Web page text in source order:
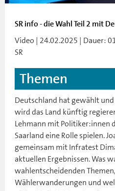
SR info - die Wahl Teil 2 mit
Video | 24.02.2025 | Dauer:
SR
Themen
Deutschland hat gewählt
wird das Land künftig
Lehmann mit Politiker:innen
Saarland eine Rolle spielen.
gemeinsam mit Infratest
aktuellen Ergebnissen. Was
wahlentscheidenden
Wählerwanderungen und